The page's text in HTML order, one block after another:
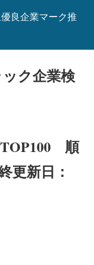
良企業マーク推
ク企業検
順
更新日：